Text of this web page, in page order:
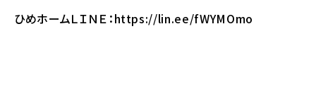
ひめホームＬＩＮＥ：https://lin.ee/fWYMOmo